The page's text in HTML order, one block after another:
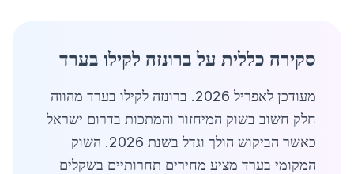
סקירה כללית על ברונזה לקילו בערד
מעודכן לאפריל 2026. ברונזה לקילו בערד מהווה
חלק חשוב בשוק המיחזור והמתכות בדרום ישראל
כאשר הביקוש הולך וגדל בשנת 2026. השוק
המקומי בערד מציע מחירים תחרותיים בשקלים